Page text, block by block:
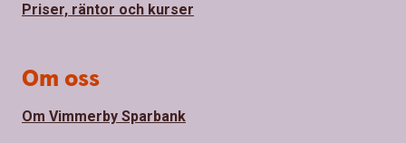
Priser, räntor och kurser
Om oss
Om Vimmerby Sparbank